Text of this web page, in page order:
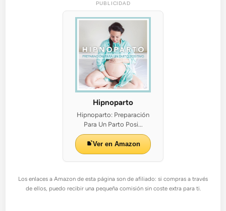
PUBLICIDAD
Hipnoparto
Hipnoparto: Preparación
Para Un Parto Posi...
Ver en Amazon
Los enlaces a Amazon de esta página son de afiliado: si compras a través
de ellos, puedo recibir una pequeña comisión sin coste extra para ti.